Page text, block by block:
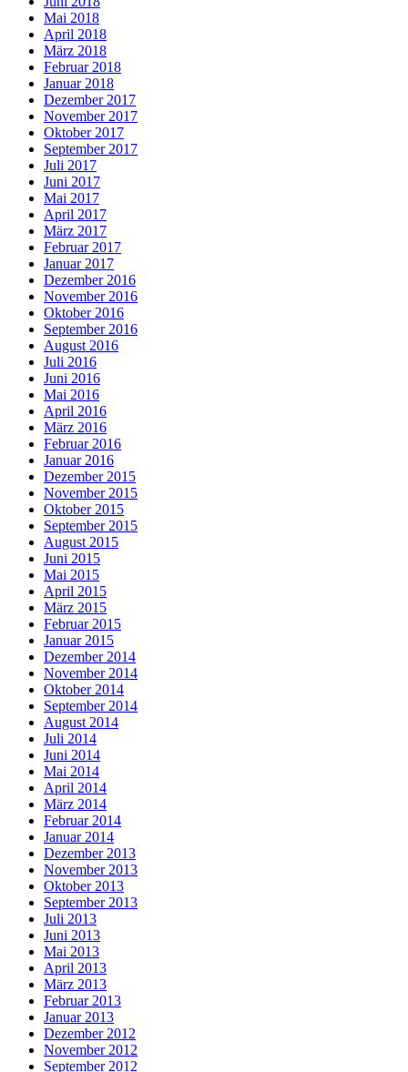
Mai 2018
April 2018
März 2018
Februar 2018
Januar 2018
Dezember 2017
November 2017
Oktober 2017
September 2017
Juli 2017
Juni 2017
Mai 2017
April 2017
März 2017
Februar 2017
Januar 2017
Dezember 2016
November 2016
Oktober 2016
September 2016
August 2016
Juli 2016
Juni 2016
Mai 2016
April 2016
März 2016
Februar 2016
Januar 2016
Dezember 2015
November 2015
Oktober 2015
September 2015
August 2015
Juni 2015
Mai 2015
April 2015
März 2015
Februar 2015
Januar 2015
Dezember 2014
November 2014
Oktober 2014
September 2014
August 2014
Juli 2014
Juni 2014
Mai 2014
April 2014
März 2014
Februar 2014
Januar 2014
Dezember 2013
November 2013
Oktober 2013
September 2013
Juli 2013
Juni 2013
Mai 2013
April 2013
März 2013
Februar 2013
Januar 2013
Dezember 2012
November 2012
September 2012